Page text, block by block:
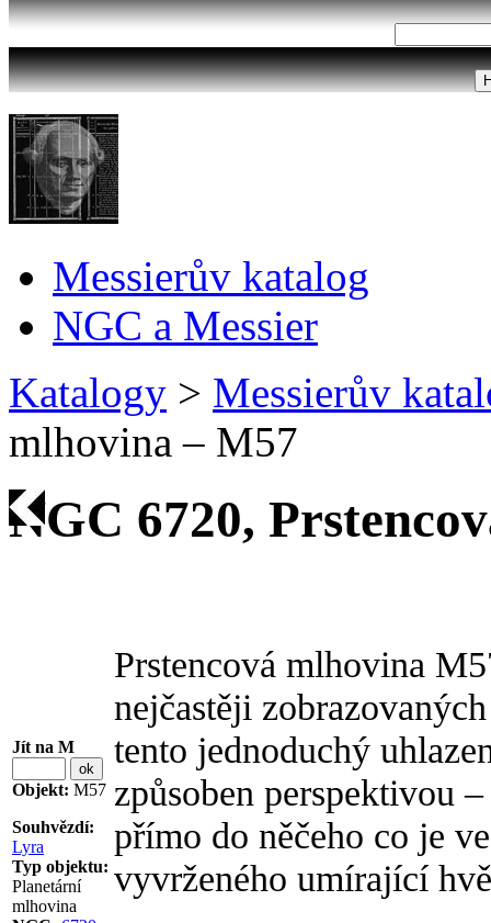
Messierův katalog
NGC a Messier
Katalogy > Messierův
mlhovina – M57
NGC 6720,
Jít na M
Objekt: M57
Souhvězdí:
Lyra
Typ objektu:
Planetární
mlhovina
Prstencová mlhovina
nejčastěji
tento jednoduchý
způsoben perspektivou
přímo do něčeho co je
vyvrženého umírající